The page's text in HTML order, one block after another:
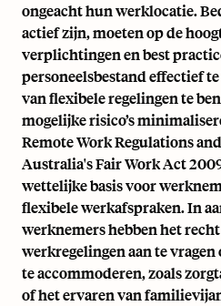
ongeacht hun werklocatie.
actief zijn, moeten op de
verplichtingen en best
personeelsbestand effectief
van flexibele regelingen te
mogelijke risico’s
Remote Work Regulations
Australia's Fair Work Act
wettelijke basis voor
flexibele werkafspraken. In
werknemers hebben het
werkregelingen aan te
te accommoderen, zoals
of het ervaren van